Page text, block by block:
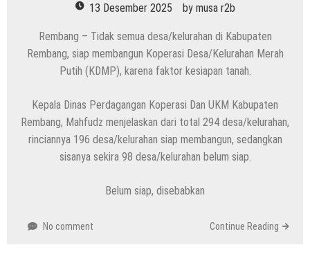
13 Desember 2025 by musa r2b
Rembang – Tidak semua desa/kelurahan di Kabupaten
Rembang, siap membangun Koperasi Desa/Kelurahan Merah
Putih (KDMP), karena faktor kesiapan tanah.
Kepala Dinas Perdagangan Koperasi Dan UKM Kabupaten
Rembang, Mahfudz menjelaskan dari total 294 desa/kelurahan,
rinciannya 196 desa/kelurahan siap membangun, sedangkan
sisanya sekira 98 desa/kelurahan belum siap.
Belum siap, disebabkan
No comment Continue Reading